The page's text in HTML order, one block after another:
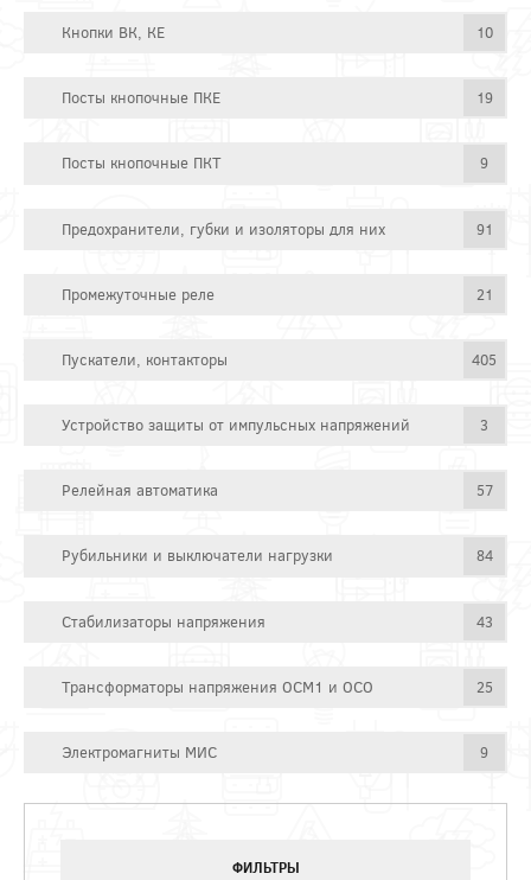
Кнопки ВК, КЕ 10
Посты кнопочные ПКЕ 19
Посты кнопочные ПКТ 9
Предохранители, губки и изоляторы для них 91
Промежуточные реле 21
Пускатели, контакторы 405
Устройство защиты от импульсных напряжений 3
Релейная автоматика 57
Рубильники и выключатели нагрузки 84
Стабилизаторы напряжения 43
Трансформаторы напряжения ОСМ1 и ОСО 25
Электромагниты МИС 9
ФИЛЬТРЫ